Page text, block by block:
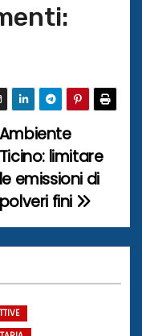
Ambiente
Ticino: limitare
le emissioni di
polveri fini